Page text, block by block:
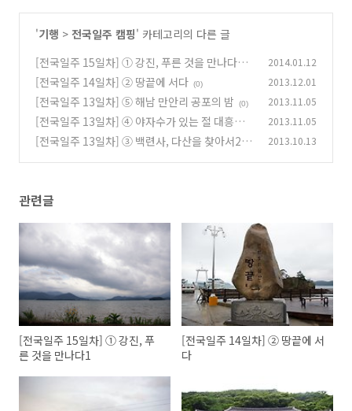
'기행 > 전국일주 캠핑' 카테고리의 다른 글
[전국일주 15일차] ① 강진, 푸른 것을 만나다1
(0)
2014.01.12
[전국일주 14일차] ② 땅끝에 서다 (0) 2013.12.01
[전국일주 13일차] ⑤ 해남 만안리 공포의 밤 (0) 2013.11.05
[전국일주 13일차] ④ 야자수가 있는 절 대흥사
(2)
2013.11.05
[전국일주 13일차] ③ 백련사, 다산을 찾아서2 2013.10.13
관련글
[전국일주 15일차] ① 강진, 푸
른 것을 만나다1
[전국일주 14일차] ② 땅끝에 서
다